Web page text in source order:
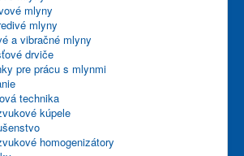
mlyny
mlyny
a vibračné mlyny
drviče
pre prácu s mlynmi
technika
kúpele
homogenizátory